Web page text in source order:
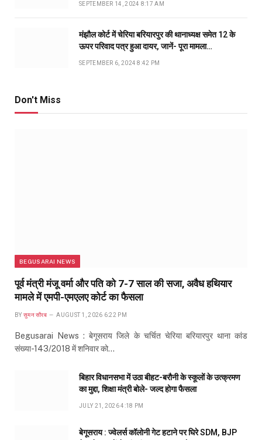
SEPTEMBER 14, 2024 8:17 AM
मंझौल कोर्ट में चेरिया बरियारपुर की थानाध्यक्ष समेत 12 के
ऊपर परिवाद पत्र हुआ दायर, जानें- पूरा मामला…
SEPTEMBER 6, 2024 8:42 PM
Don't Miss
BEGUSARAI NEWS
पूर्व मंत्री मंजू वर्मा और पति को 7-7 साल की सजा, अवैध हथियार
मामले में एमपी-एमएलए कोर्ट का फैसला
BY सुमन सौरब AUGUST 1, 2026 6:22 PM
Begusarai News : बेगूसराय जिले के चर्चित चेरिया बरियारपुर थाना कांड
संख्या-143/2018 में शनिवार को…
बिहार विधानसभा में उठा बीहट-बरौनी के स्कूलों के उत्क्रमण
का मुद्दा, शिक्षा मंत्री बोले- जल्द होगा फैसला
JULY 21, 2026 4:18 PM
बेगूसराय : ज्वेलर्स कॉलोनी गेट हटाने पर घिरे SDM, BJP